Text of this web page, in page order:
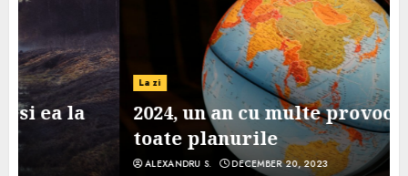
La zi
2024, un an cu multe provocari pe
toate planurile
DECEMBER 20, 2023